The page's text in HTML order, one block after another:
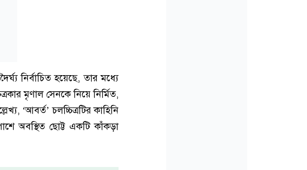
নির্বাচিত হয়েছে, তার মধ্যে
মৃণাল সেনকে নিয়ে নির্মিত,
‘আবর্ত’ চলচ্চিত্রটির কাহিনি
অবস্থিত ছোট্ট একটি কাঁকড়া